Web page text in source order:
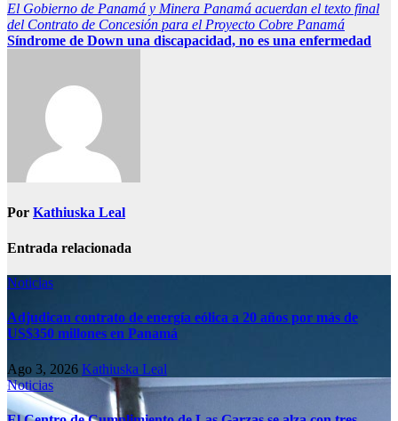
El Gobierno de Panamá y Minera Panamá acuerdan el texto final
del Contrato de Concesión para el Proyecto Cobre Panamá
Síndrome de Down una discapacidad, no es una enfermedad
Por Kathiuska Leal
Entrada relacionada
Noticias
Adjudican contrato de energía eólica a 20 años por más de
US$350 millones en Panamá
Ago 3, 2026 Kathiuska Leal
Noticias